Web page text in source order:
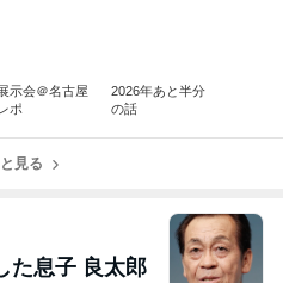
示会＠名古屋
ポ
2026年あと半分
の話
見る
た息子 良太郎